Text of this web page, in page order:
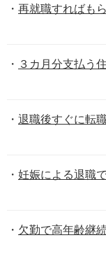
再就職すればも
３カ月分支払う
退職後すぐに転
妊娠による退職
欠勤で高年齢継